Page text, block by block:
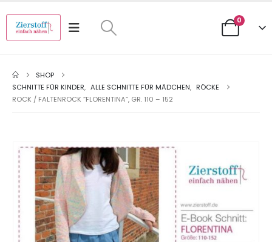
0
SHOP
SCHNITTE FÜR KINDER, ALLE SCHNITTE FÜR MÄDCHEN, RÖCKE
ROCK / FALTENROCK “FLORENTINA”, GR. 110 – 152